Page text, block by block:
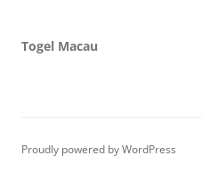
Togel Macau
Proudly powered by WordPress